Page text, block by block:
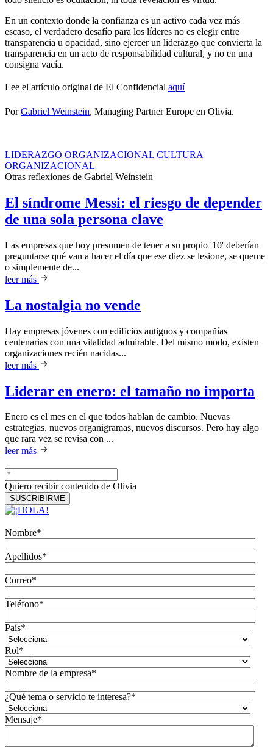
En un contexto donde la confianza es un activo cada vez más
escaso, el verdadero desafío para los líderes no es elegir entre
transparencia u opacidad, sino ejercer un liderazgo que convierta la
transparencia en un acto de responsabilidad cultural, y no en una
consigna vacía.
Lee el artículo original de El Confidencial aquí
PorGabriel Weinstein, Managing Partner Europe en Olivia.
LIDERAZGO ORGANIZACIONAL CULTURA
ORGANIZACIONAL
Otras reflexiones de Gabriel Weinstein
El síndrome Messi: el riesgo de depender
de una sola persona clave
Las empresas que hoy presumen de tener a su propio '10' deberían
preguntarse qué van a hacer el día que ese diez se lesione, se queme
o simplemente de...
leer más
La nostalgia no vende
Hay empresas jóvenes con edificios antiguos y compañías
centenarias con una vitalidad admirable. Del mismo modo, existen
organizaciones recién nacidas...
leer más
Liderar en enero: el tamaño no importa
Enero es el mes en el que todos hablan de cambio. Nuevas
estrategias, nuevos organigramas, nuevos discursos. Pero hay algo
que rara vez se revisa con ...
leer más
Quiero recibir contenido de Olivia
Nombre*
Apellidos*
Correo*
Teléfono*
País*
Rol*
Nombre de la empresa*
¿Qué tema o servicio te interesa?*
Mensaje*